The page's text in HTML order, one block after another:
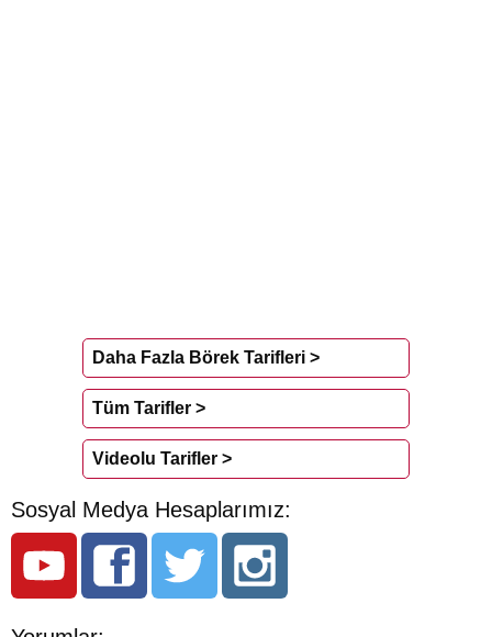
Daha Fazla Börek Tarifleri >
Tüm Tarifler >
Videolu Tarifler >
Sosyal Medya Hesaplarımız: